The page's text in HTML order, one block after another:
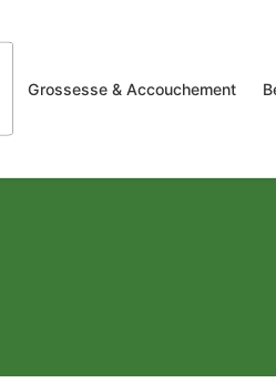
Grossesse & Accouchement